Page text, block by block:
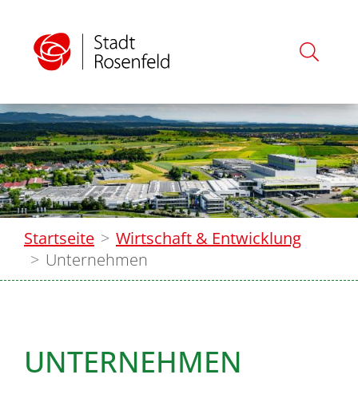
Startseite
Wirtschaft & Entwicklung
Unternehmen
UNTERNEHMEN